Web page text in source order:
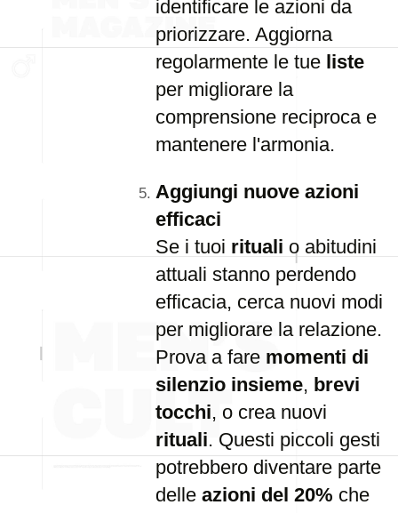
identificare le azioni da
priorizzare. Aggiorna
regolarmente le tue liste
per migliorare la
comprensione reciproca e
mantenere l'armonia.
Aggiungi nuove azioni
efficaci
Se i tuoi rituali o abitudini
attuali stanno perdendo
efficacia, cerca nuovi modi
per migliorare la relazione.
Prova a fare momenti di
silenzio insieme, brevi
tocchi, o crea nuovi
rituali. Questi piccoli gesti
potrebbero diventare parte
delle azioni del 20% che